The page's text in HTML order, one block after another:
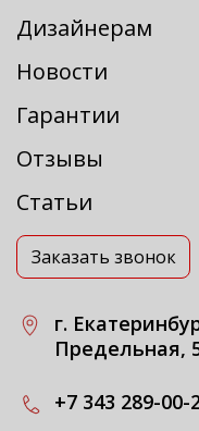
Дизайнерам
Новости
Гарантии
Отзывы
Статьи
Заказать звонок
г.
Предельная,
+7 343 289-00-